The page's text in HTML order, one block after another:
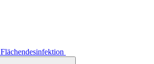
Flächendesinfektion